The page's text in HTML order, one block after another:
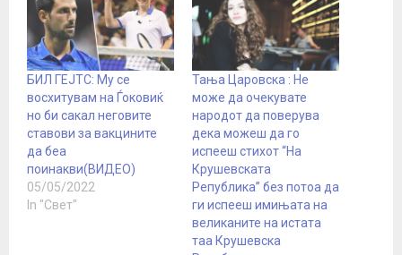
БИЛ ГЕЈТС: Му се
восхитувам на Ѓоковиќ
но би сакал неговите
ставови за вакцините
да беа
поинакви(ВИДЕО)
05/05/2022
In "Свет"
Тања Царовска : Не
може да очекувате
народот да поверува
дека можеш да го
испееш стихот “На
Крушевската
Република” без потоа да
ги испееш имињата на
великаните на истата
таа Крушевска